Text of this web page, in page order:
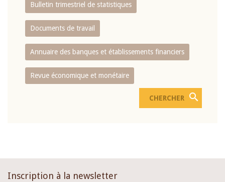
Bulletin trimestriel de statistiques
Documents de travail
Annuaire des banques et établissements financiers
Revue économique et monétaire
Inscription à la newsletter